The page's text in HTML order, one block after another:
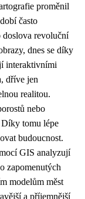
proměnil
často
doslova revoluční
dnes se díky
interaktivními
dříve jen
realitou.
nebo
tomu lépe
budoucnost.
GIS analyzují
zapomenutých
modelům měst
a příjemnější